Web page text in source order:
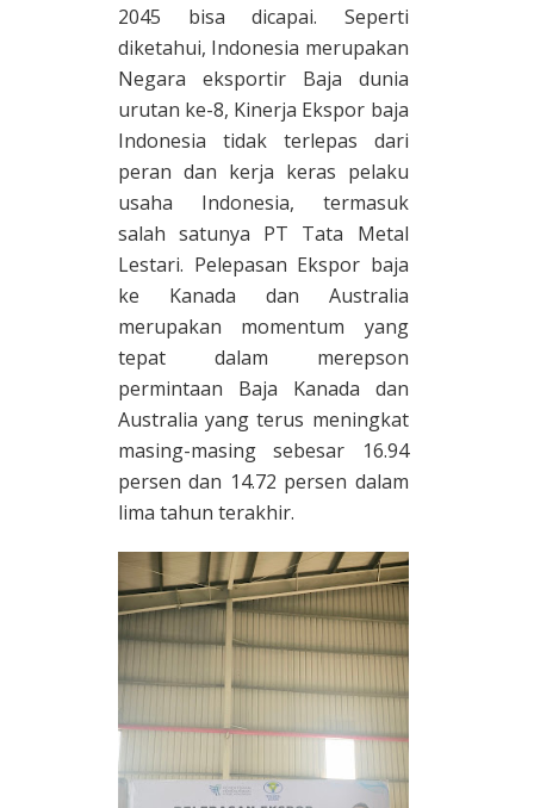
2045 bisa dicapai. Seperti
diketahui, Indonesia merupakan
Negara eksportir Baja dunia
urutan ke-8, Kinerja Ekspor baja
Indonesia tidak terlepas dari
peran dan kerja keras pelaku
usaha Indonesia, termasuk
salah satunya PT Tata Metal
Lestari. Pelepasan Ekspor baja
ke Kanada dan Australia
merupakan momentum yang
tepat dalam merepson
permintaan Baja Kanada dan
Australia yang terus meningkat
masing-masing sebesar 16.94
persen dan 14.72 persen dalam
lima tahun terakhir.